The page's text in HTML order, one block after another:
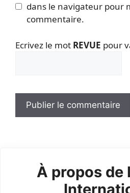
dans le navigateur pour
commentaire.
Ecrivez le mot REVUE pour
À propos de